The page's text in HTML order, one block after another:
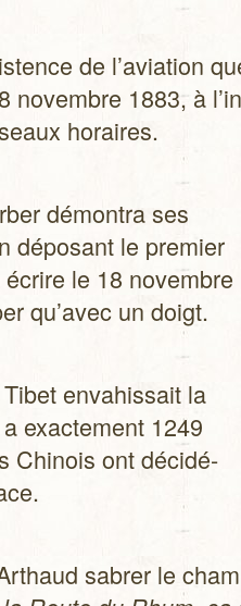
de l’aviation
novembre 1883, à
horaires.
démon­tra ses
dépo­sant le pre­mier
le 18 novembre
qu’avec un doigt.
enva­his­sait la
exac­te­ment 1249
Chi­nois ont déci­dé­
sabrer le